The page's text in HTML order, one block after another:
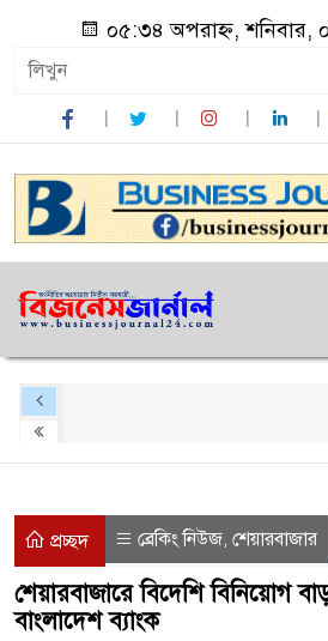
০৫:৩৪ অপরাহ্ন, শনিবার,
প্রচ্ছদ ব্রেকিং নিউজ, শেয়ারবাজার
শেয়ারবাজারে বিদেশি বিনিয়োগ
বাংলাদেশ ব্যাংক